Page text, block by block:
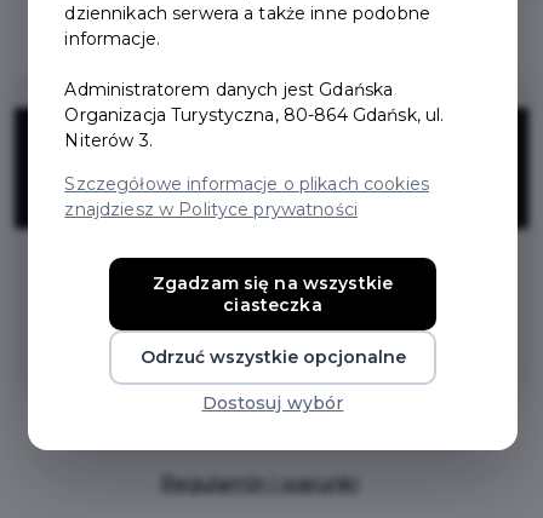
10%
ZNIŻKI
[Duża Rodzina] 10% zniżki na ofertę
sklepu internetowego z pościelą dla
dzieci
Regulamin i warunki
dziennikach serwera a także inne podobne
informacje.
Administratorem danych jest Gdańska
Organizacja Turystyczna, 80-864 Gdańsk, ul.
Niterów 3.
Szczegółowe informacje o plikach cookies
znajdziesz w Polityce prywatności
Zgadzam się na wszystkie
ciasteczka
Odrzuć wszystkie opcjonalne
Dostosuj wybór